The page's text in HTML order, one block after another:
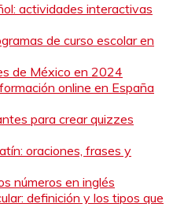
actividades interactivas
de curso escolar en
de México en 2024
online en España
para crear quizzes
oraciones, frases y
números en inglés
definición y los tipos que